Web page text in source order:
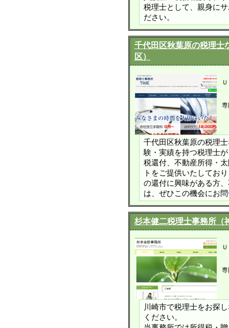
税理士として、親身に
ださい。
千代田区秋葉原の税理士
区）
専
千代田区秋葉原の税理
験・実績を持つ税理士
税還付、不動産所得・
トをご提供いたしてお
の還付に興味がある方
は、ぜひこの機会にお
杉本健二税理士事務所（
専
川崎市で税理士をお探
ください。